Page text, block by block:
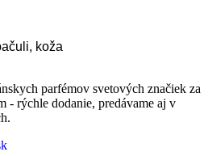
koža
parfémov svetových značiek za
- rýchle dodanie, predávame aj v